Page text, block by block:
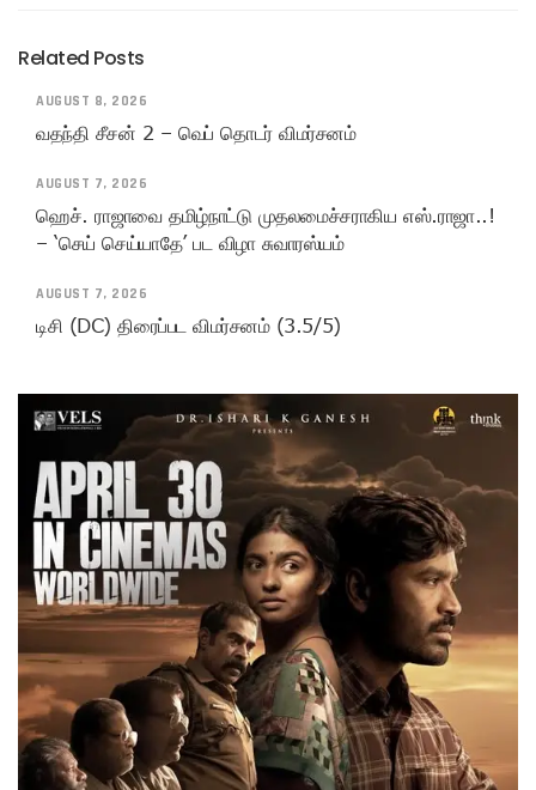
Related Posts
AUGUST 8, 2026
வதந்தி சீசன் 2 – வெப் தொடர் விமர்சனம்
AUGUST 7, 2026
ஹெச். ராஜாவை தமிழ்நாட்டு முதலமைச்சராகிய எஸ்.ராஜா..!
– ‘செய் செய்யாதே’ பட விழா சுவாரஸ்யம்
AUGUST 7, 2026
டிசி (DC) திரைப்பட விமர்சனம் (3.5/5)